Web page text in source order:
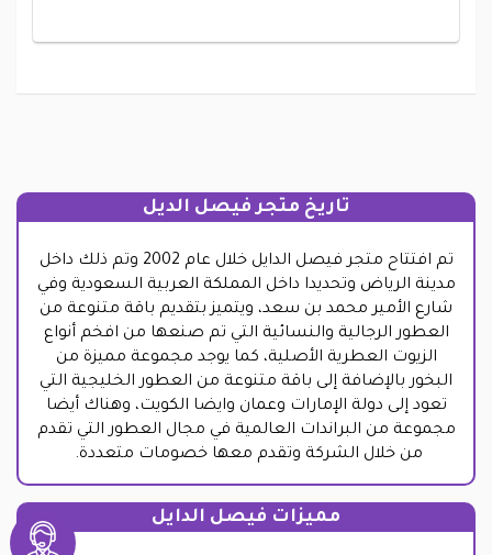
تاريخ متجر فيصل الديل
تم افتتاح متجر فيصل الدايل خلال عام 2002 وتم ذلك داخل
مدينة الرياض وتحديدا داخل المملكة العربية السعودية وفي
شارع الأمير محمد بن سعد، ويتميز بتقديم باقة متنوعة من
العطور الرجالية والنسائية التي تم صنعها من افخم أنواع
الزيوت العطرية الأصلية، كما يوجد مجموعة مميزة من
البخور بالإضافة إلى باقة متنوعة من العطور الخليجية التي
تعود إلى دولة الإمارات وعمان وايضا الكويت، وهناك أيضا
مجموعة من البراندات العالمية في مجال العطور التي تقدم
من خلال الشركة وتقدم معها خصومات متعددة.
مميزات فيصل الدايل